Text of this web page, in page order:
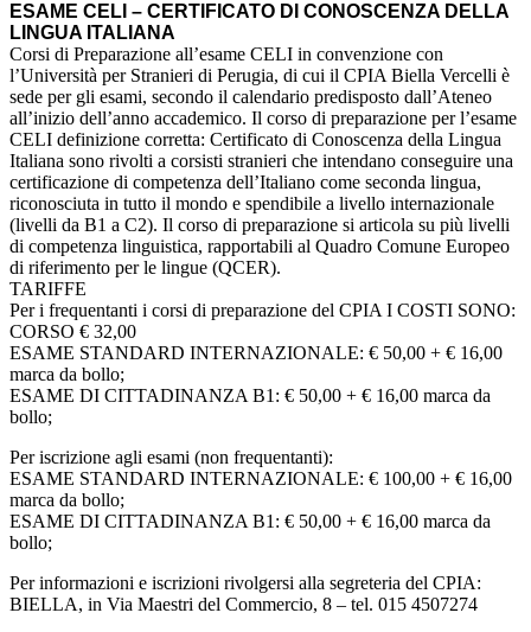
ESAME CELI – CERTIFICATO DI CONOSCENZA DELLA
LINGUA ITALIANA
Corsi di Preparazione all’esame CELI in convenzione con
l’Università per Stranieri di Perugia, di cui il CPIA Biella Vercelli è
sede per gli esami, secondo il calendario predisposto dall’Ateneo
all’inizio dell’anno accademico. Il corso di preparazione per l’esame
CELI definizione corretta: Certificato di Conoscenza della Lingua
Italiana sono rivolti a corsisti stranieri che intendano conseguire una
certificazione di competenza dell’Italiano come seconda lingua,
riconosciuta in tutto il mondo e spendibile a livello internazionale
(livelli da B1 a C2). Il corso di preparazione si articola su più livelli
di competenza linguistica, rapportabili al Quadro Comune Europeo
di riferimento per le lingue (QCER).
TARIFFE
Per i frequentanti i corsi di preparazione del CPIA I COSTI SONO:
CORSO € 32,00
ESAME STANDARD INTERNAZIONALE: € 50,00 + € 16,00
marca da bollo;
ESAME DI CITTADINANZA B1: € 50,00 + € 16,00 marca da
bollo;
Per iscrizione agli esami (non frequentanti):
ESAME STANDARD INTERNAZIONALE: € 100,00 + € 16,00
marca da bollo;
ESAME DI CITTADINANZA B1: € 50,00 + € 16,00 marca da
bollo;
Per informazioni e iscrizioni rivolgersi alla segreteria del CPIA:
BIELLA, in Via Maestri del Commercio, 8 – tel. 015 4507274